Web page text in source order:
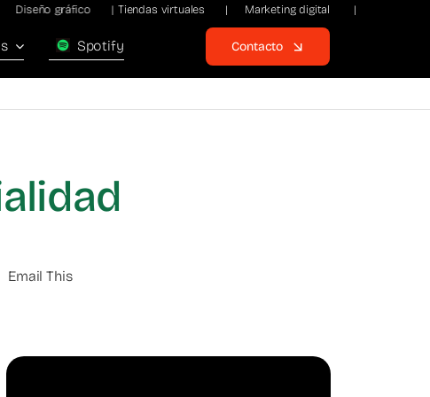
gráfico | Tiendas virtuales | Marketing digital | Páginas
Spotify Contacto
Email This